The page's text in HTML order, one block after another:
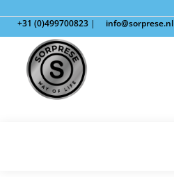
+31 (0)499700823 | info@sorprese.nl